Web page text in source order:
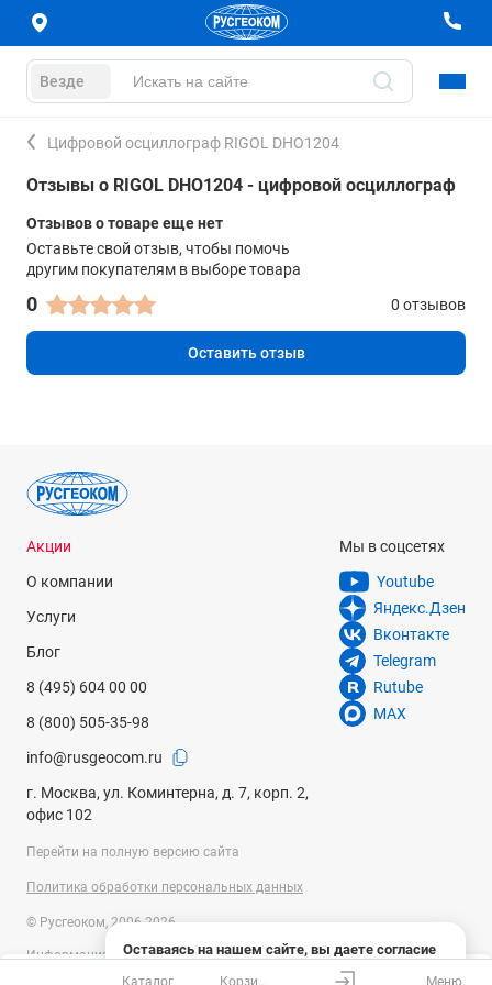
Везде
Цифровой осциллограф RIGOL DHO1204
Отзывы о RIGOL DHO1204 - цифровой осциллограф
Отзывов о товаре еще нет
Оставьте свой отзыв, чтобы помочь
другим покупателям в выборе товара
0 0 отзывов
Оставить отзыв
Оставаясь на нашем сайте, вы даете согласие
на использование файлов cookies и сбор данных
Акции
О компании
Услуги
Блог
8 (495) 604 00 00
8 (800) 505-35-98
info@rusgeocom.ru
г. Москва, ул. Коминтерна, д. 7, корп. 2,
офис 102
Мы в соцсетях
Youtube
Яндекс.Дзен
Вконтакте
Telegram
Rutube
MAX
Перейти на полную версию сайта
Политика обработки персональных данных
© Русгеоком, 2006-2026
Информация на сайте носит справочный характер и не является
публичной офертой, определяемой положениями Статьи 437
Каталог Меню